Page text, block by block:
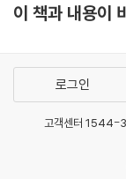
이 책과 내용이
로그인
고객센터 1544-